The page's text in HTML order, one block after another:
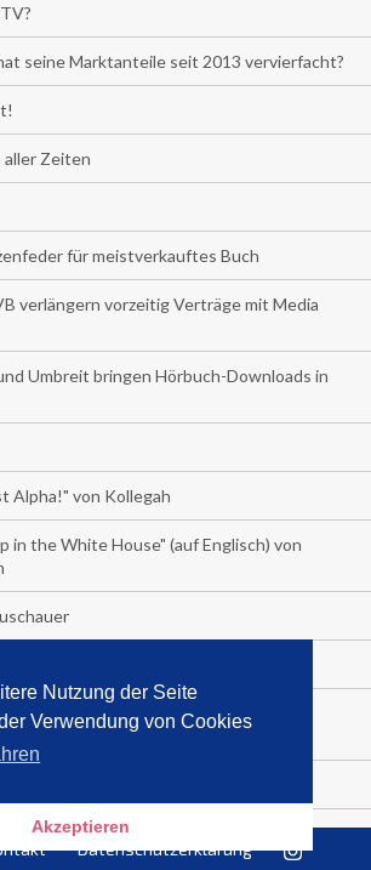
Nutzung der Seite
Verwendung von Cookies
Akzeptieren
seine Marktanteile seit 2013 vervierfacht?
aller Zeiten
für meistverkauftes Buch
verlängern vorzeitig Verträge mit Media
Umbreit bringen Hörbuch-Downloads in
Alpha!" von Kollegah
in the White House" (auf Englisch) von
Haushalte schauen täglich fast 6
schießt auf Nummer 1 in Deutschland,
Datenschutzerklärung